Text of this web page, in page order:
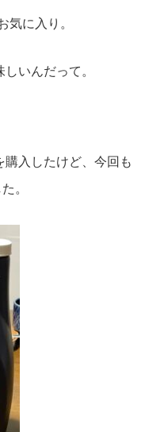
気に入り。
いんだって。
入したけど、今回も
。